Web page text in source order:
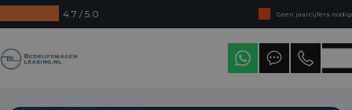
4.7 / 5.0
Geen jaarcijfers nodig
Direct uit voorraad leverbaar
Levering in heel Nederland